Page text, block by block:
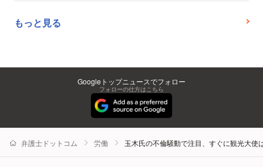
もっと見る
Googleトップニュースでフォロー
フォローの仕方はこちら
弁護士ドットコム 労働 玉木氏の不倫騒動で注目、すぐに観光大